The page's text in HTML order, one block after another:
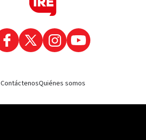
ContáctenosQuiénes somos